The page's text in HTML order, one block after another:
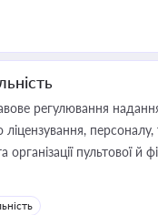
регулювання
персоналу,
організації пультової й